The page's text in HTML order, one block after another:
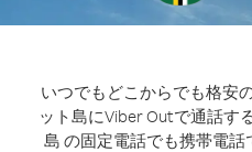
いつでもどこからでも格安
ット島にViber Outで通話す
島 の固定電話でも携帯電話